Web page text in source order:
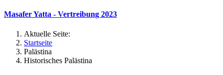
Masafer Yatta - Vertreibung 2023
Aktuelle Seite:
Startseite
Palästina
Historisches Palästina